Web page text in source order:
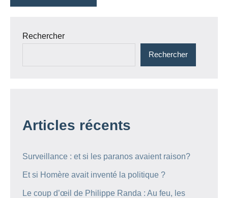
Rechercher
Rechercher
Articles récents
Surveillance : et si les paranos avaient raison?
Et si Homère avait inventé la politique ?
Le coup d’œil de Philippe Randa : Au feu, les